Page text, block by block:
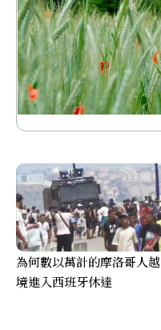
為何數以萬計的摩洛哥人越
境進入西班牙休達